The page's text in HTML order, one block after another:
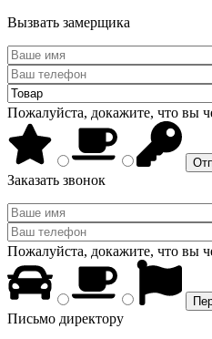
Вызвать замерщика
Пожалуйста, докажите, что вы
Заказать звонок
Пожалуйста, докажите, что вы
Письмо директору